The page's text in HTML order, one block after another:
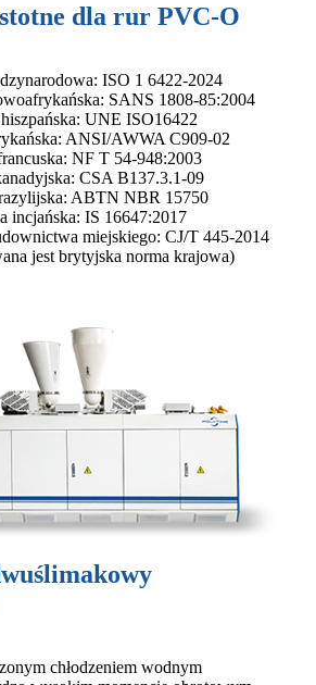
dla rur PVC-O
ISO 1 6422-2024
SANS 1808-85:2004
UNE ISO16422
ANSI/AWWA C909-02
NF T 54-948:2003
CSA B137.3.1-09
ABTN NBR 15750
incjańska: IS 16647:2017
miejskiego: CJ/T 445-2014
jest brytyjska norma krajowa)
chłodzeniem wodnym